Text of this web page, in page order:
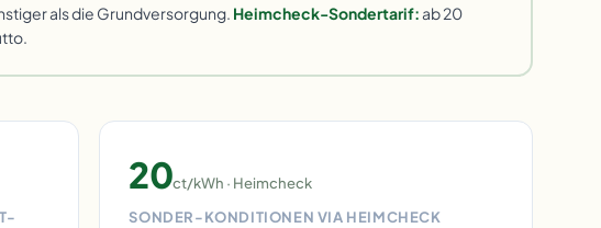
als die Grundversorgung. Heimcheck-Sondertarif:ab 20
20ct/kWh · Heimcheck
SONDER-KONDITIONEN VIA HEIMCHECK